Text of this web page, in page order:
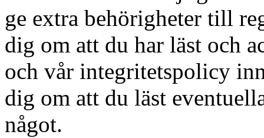
ge extra behörigheter till
dig om att du har läst och
och vår integritetspolicy
dig om att du läst
något.